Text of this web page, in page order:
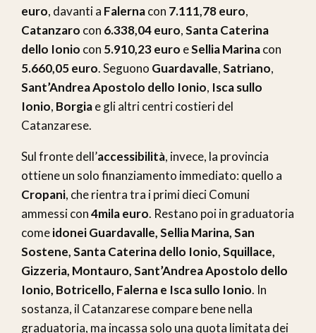
euro, davanti a Falernacon 7.111,78 euro,
Catanzaro con 6.338,04 euro,Santa Caterina
dello Ionio con 5.910,23 euro eSellia Marinacon
5.660,05 euro. Seguono Guardavalle,Satriano,
Sant’Andrea Apostolo dello Ionio, Isca sullo
Ionio, Borgiae gli altri centri costieri del
Catanzarese.
Sul fronte dell’accessibilità, invece, la provincia
ottiene un solo finanziamento immediato: quello a
Cropani, che rientra tra i primi dieci Comuni
ammessi con4mila euro. Restano poi in graduatoria
comeidoneiGuardavalle, Sellia Marina, San
Sostene, Santa Caterina dello Ionio, Squillace,
Gizzeria, Montauro, Sant’Andrea Apostolo dello
Ionio, Botricello, Falerna e Isca sullo Ionio. In
sostanza, il Catanzarese compare bene nella
graduatoria, ma incassa solo una quota limitata dei